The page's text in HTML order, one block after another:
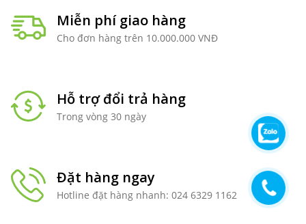
Miễn phí giao hàng
Cho đơn hàng trên 10.000.000 VNĐ
Hỗ trợ đổi trả hàng
Trong vòng 30 ngày
Đặt hàng ngay
Hotline đặt hàng nhanh: 024 6329 1162